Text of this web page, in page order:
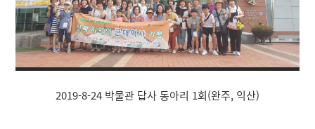
2019-8-24 박물관 답사 동아리 1회(완주, 익산)